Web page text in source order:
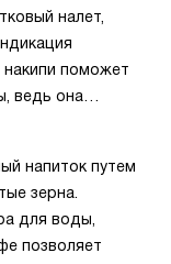
налет,
поможет
ведь она
напиток путем
зерна.
для воды,
позволяет